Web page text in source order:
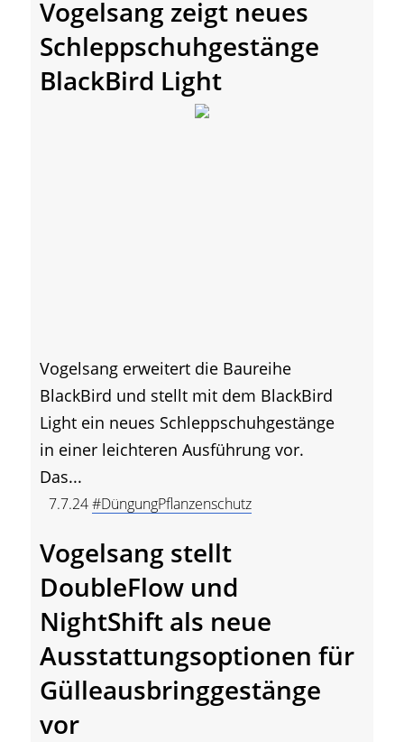
Vogelsang zeigt neues
Schleppschuhgestänge
BlackBird Light
Vogelsang erweitert die Baureihe
BlackBird und stellt mit dem BlackBird
Light ein neues Schleppschuhgestänge
in einer leichteren Ausführung vor.
Das...
7.7.24#DüngungPflanzenschutz
Vogelsang stellt
DoubleFlow und
NightShift als neue
Ausstattungsoptionen für
Gülleausbringgestänge
vor